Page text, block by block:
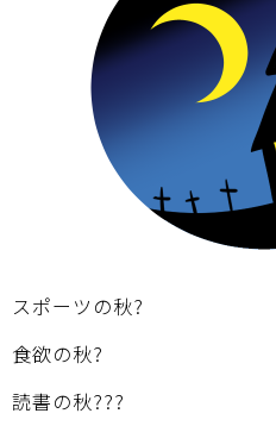
スポーツの秋?
食欲の秋?
読書の秋???